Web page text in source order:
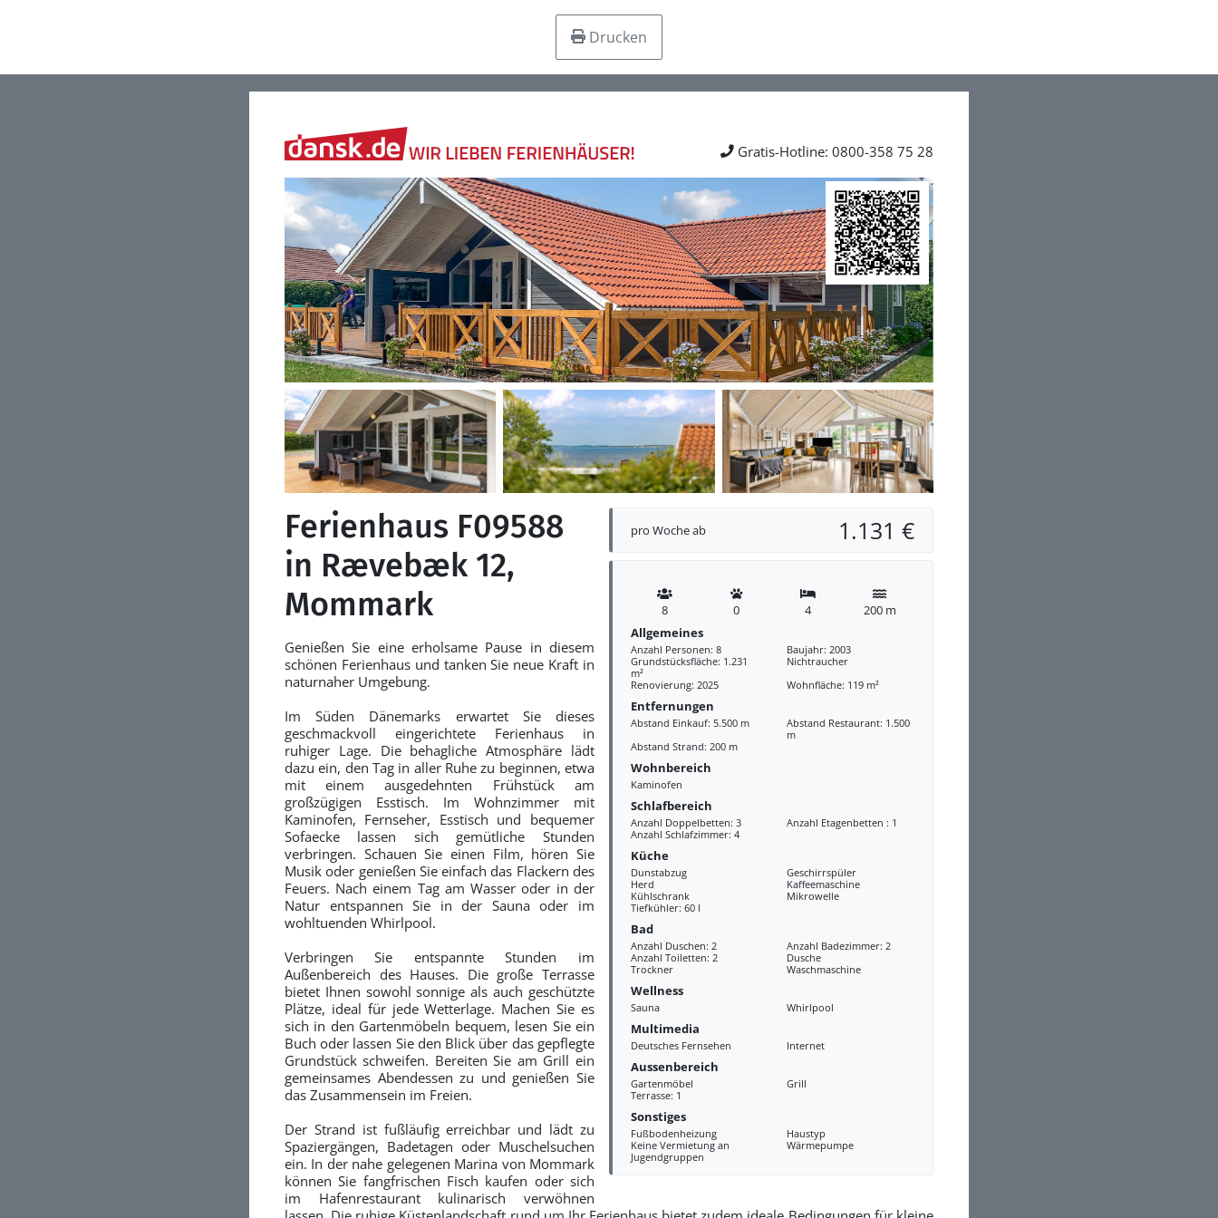
Drucken
Gratis-Hotline: 0800-358 75 28
pro Woche ab 1.131 €
8 0 4
200 m
Allgemeines
Anzahl Personen: 8
Baujahr: 2003
Grundstücksfläche: 1.231
m²
Nichtraucher
Renovierung: 2025
Wohnfläche: 119 m²
Entfernungen
Abstand Einkauf: 5.500 m
Abstand Restaurant: 1.500
m
Abstand Strand: 200 m
Wohnbereich
Kaminofen
Schlafbereich
Anzahl Doppelbetten: 3
Anzahl Etagenbetten : 1
Anzahl Schlafzimmer: 4
Küche
Dunstabzug
Geschirrspüler
Herd
Kaffeemaschine
Kühlschrank
Mikrowelle
Tiefkühler: 60 l
Bad
Anzahl Duschen: 2
Anzahl Badezimmer: 2
Anzahl Toiletten: 2
Dusche
Trockner
Waschmaschine
Wellness
Sauna Whirlpool
Multimedia
Deutsches Fernsehen Internet
Aussenbereich
Gartenmöbel
Grill
Terrasse: 1
Sonstiges
Fußbodenheizung
Haustyp
Keine Vermietung an
Jugendgruppen
Wärmepumpe
Ferienhaus F09588
in Rævebæk 12,
Mommark
Genießen Sie eine erholsame Pause in diesem
schönen Ferienhaus und tanken Sie neue Kraft in
naturnaher Umgebung.
Im Süden Dänemarks erwartet Sie dieses
geschmackvoll eingerichtete Ferienhaus in
ruhiger Lage. Die behagliche Atmosphäre lädt
dazu ein, den Tag in aller Ruhe zu beginnen, etwa
mit einem ausgedehnten Frühstück am
großzügigen Esstisch. Im Wohnzimmer mit
Kaminofen, Fernseher, Esstisch und bequemer
Sofaecke lassen sich gemütliche Stunden
verbringen. Schauen Sie einen Film, hören Sie
Musik oder genießen Sie einfach das Flackern des
Feuers. Nach einem Tag am Wasser oder in der
Natur entspannen Sie in der Sauna oder im
wohltuenden Whirlpool.
Verbringen Sie entspannte Stunden im
Außenbereich des Hauses. Die große Terrasse
bietet Ihnen sowohl sonnige als auch geschützte
Plätze, ideal für jede Wetterlage. Machen Sie es
sich in den Gartenmöbeln bequem, lesen Sie ein
Buch oder lassen Sie den Blick über das gepflegte
Grundstück schweifen. Bereiten Sie am Grill ein
gemeinsames Abendessen zu und genießen Sie
das Zusammensein im Freien.
Der Strand ist fußläufig erreichbar und lädt zu
Spaziergängen, Badetagen oder Muschelsuchen
ein. In der nahe gelegenen Marina von Mommark
können Sie fangfrischen Fisch kaufen oder sich
im Hafenrestaurant kulinarisch verwöhnen